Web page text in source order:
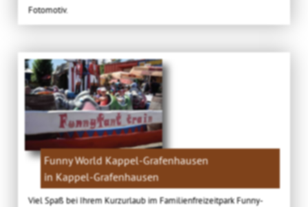
Fotomotiv.
Funny World Kappel-Grafenhausen
in Kappel-Grafenhausen
Viel Spaß bei Ihrem Kurzurlaub im Familienfreizeitpark Funny-